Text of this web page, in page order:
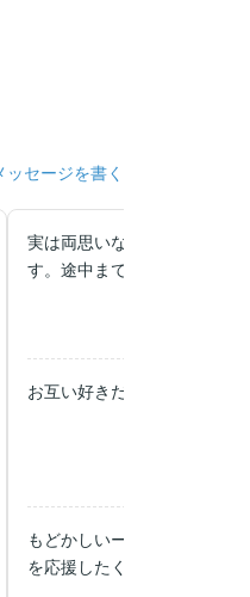
ッセージを書く
実は両思いなのに複雑にな
す。途中まで読みましたが、
お互い好きだし、思いやって
もどかしいー なんなの？な
を応援したくなり結局全巻購入